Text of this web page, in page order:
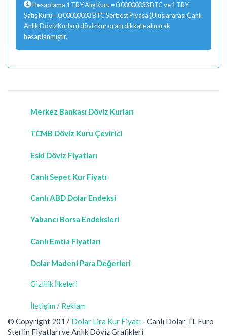
Hesaplama 1 TRY Alış Kuru = 0,00000033 BTC ve 1 TRY
Satış Kuru = 0,00000033 BTC Serbest Piyasa (Uluslararası Canlı
Anlık Döviz Kurları) döviz kur oranı dikkate alınarak
hesaplanmıştır.
Merkez Bankası Döviz Kurları
TCMB Döviz Kuru Çevirici
Eski Döviz Fiyatları
Canlı Sepet Kur Fiyatı
Canlı ABD Dolar Endeksi
Yabancı Borsa Endeksleri
Canlı Emtia Fiyatları
Dolar Madeni Para Değerleri
Gizlilik İlkeleri
İletişim / Reklam
© Copyright 2017 Dolar Lira Kur Fiyatı - Canlı Dolar TL Euro
Sterlin Fiyatları ve Anlık Döviz Grafikleri